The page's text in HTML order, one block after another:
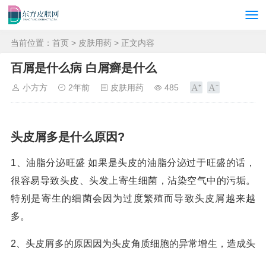
当前位置： 首页 > 皮肤用药 > 正文内容
百屑是什么病 白屑癣是什么
小方方 2年前 皮肤用药 485
头皮屑多是什么原因?
1、油脂分泌旺盛 如果是头皮的油脂分泌过于旺盛的话，
很容易导致头皮、头发上寄生细菌，沾染空气中的污垢。
特别是寄生的细菌会因为过度繁殖而导致头皮屑越来越
多。
2、头皮屑多的原因因为头皮角质细胞的异常增生，造成头